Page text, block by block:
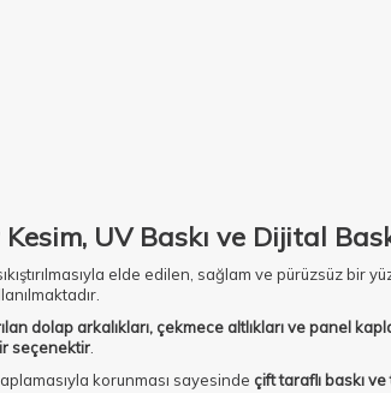
UV Baskı ve Dijital
elde edilen, sağlam ve pürüzsüz bir
dolap arkalıkları, çekmece altlıkları ve panel
seçenektir
korunması sayesinde çift taraflı baskı